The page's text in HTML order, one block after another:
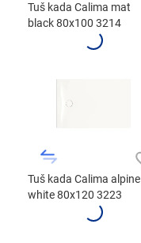
Tuš kada Calima mat
black 80x100 3214
Tuš kada Calima alpine
white 80x120 3223